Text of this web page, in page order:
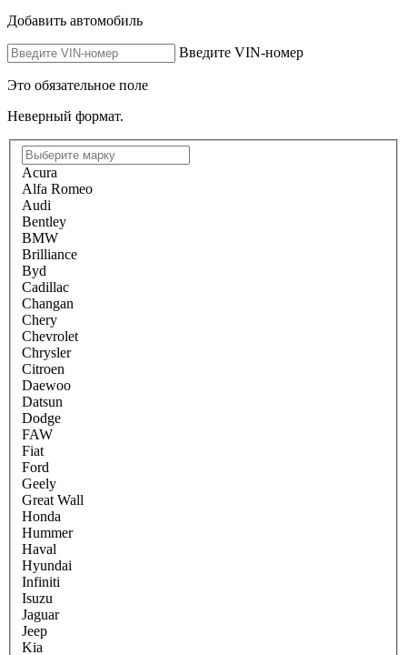
Добавить автомобиль
Введите VIN-номер
Это обязательное поле
Неверный формат.
Acura
Alfa Romeo
Audi
Bentley
BMW
Brilliance
Byd
Cadillac
Changan
Chery
Chevrolet
Chrysler
Citroen
Daewoo
Datsun
Dodge
FAW
Fiat
Ford
Geely
Great Wall
Honda
Hummer
Haval
Hyundai
Infiniti
Isuzu
Jaguar
Jeep
Kia